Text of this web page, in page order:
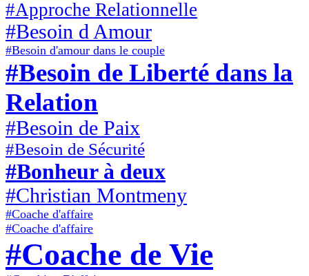
#Approche Relationnelle
#Besoin d Amour
#Besoin d'amour dans le couple
#Besoin de Liberté dans la
Relation
#Besoin de Paix
#Besoin de Sécurité
#Bonheur à deux
#Christian Montmeny
#Coache d'affaire
#Coache d'affaire
#Coache de Vie